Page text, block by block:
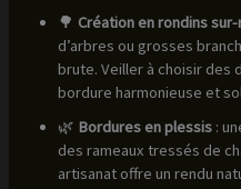
🌳 Création en rondins
d’arbres ou grosses
brute. Veiller à choisir des
bordure harmonieuse et
🌿 Bordures en plessis:
des rameaux tressés de
artisanat offre un rendu